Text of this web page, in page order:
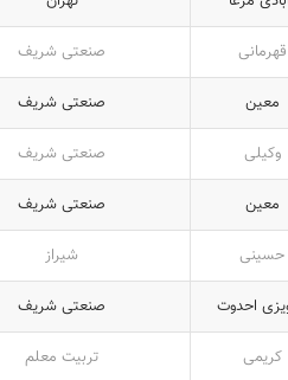
قهرمانی صنعتی شریف
معین صنعتی شریف
وکیلی صنعتی شریف
معین صنعتی شریف
حسینی شیراز
احدوت صنعتی شریف
کریمی تربیت معلم